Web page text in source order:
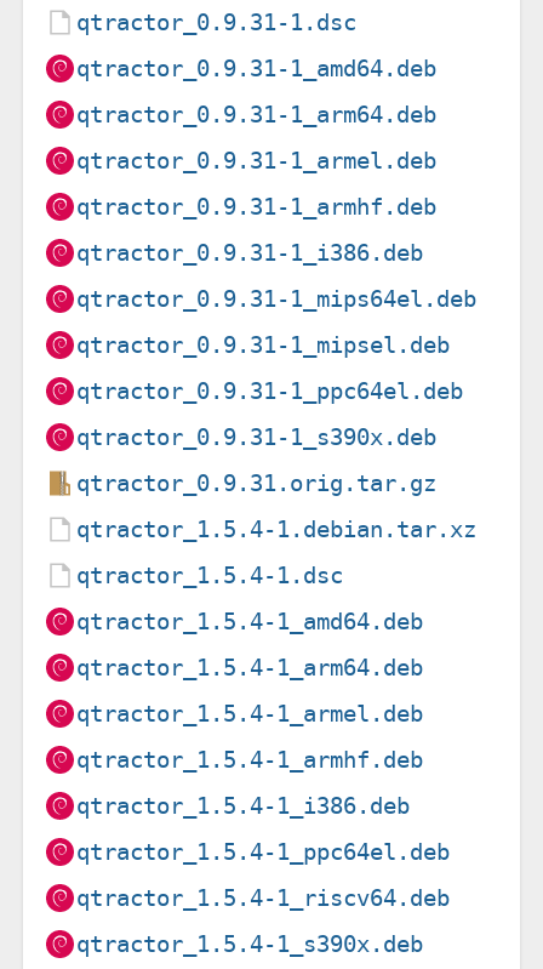
qtractor_0.9.31-1.dsc
qtractor_0.9.31-1_amd64.deb
qtractor_0.9.31-1_arm64.deb
qtractor_0.9.31-1_armel.deb
qtractor_0.9.31-1_armhf.deb
qtractor_0.9.31-1_i386.deb
qtractor_0.9.31-1_mips64el.deb
qtractor_0.9.31-1_mipsel.deb
qtractor_0.9.31-1_ppc64el.deb
qtractor_0.9.31-1_s390x.deb
qtractor_0.9.31.orig.tar.gz
qtractor_1.5.4-1.debian.tar.xz
qtractor_1.5.4-1.dsc
qtractor_1.5.4-1_amd64.deb
qtractor_1.5.4-1_arm64.deb
qtractor_1.5.4-1_armel.deb
qtractor_1.5.4-1_armhf.deb
qtractor_1.5.4-1_i386.deb
qtractor_1.5.4-1_ppc64el.deb
qtractor_1.5.4-1_riscv64.deb
qtractor_1.5.4-1_s390x.deb